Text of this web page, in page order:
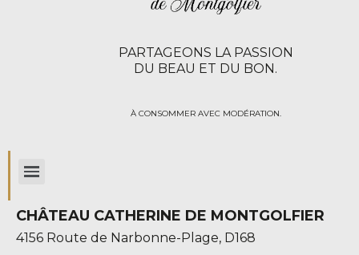
PARTAGEONS LA PASSION
DU BEAU ET DU BON.
À CONSOMMER AVEC MODÉRATION.
CHÂTEAU CATHERINE DE MONTGOLFIER
4156 Route de Narbonne-Plage, D168